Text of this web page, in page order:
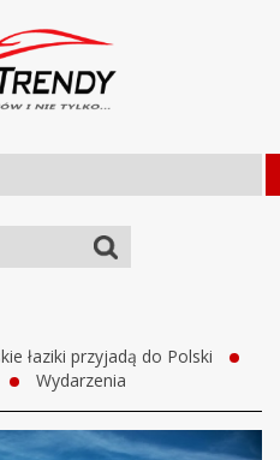
łaziki przyjadą do Polski
Wydarzenia